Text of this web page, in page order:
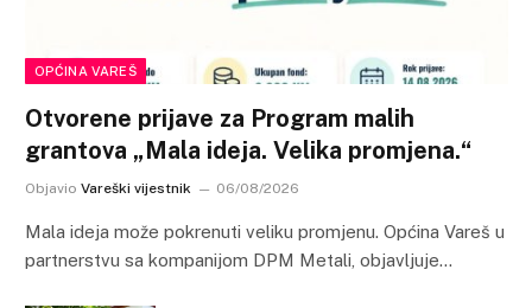
OPĆINA VAREŠ
Otvorene prijave za Program malih
grantova „Mala ideja. Velika promjena.“
Objavio Vareški vijestnik 06/08/2026
Mala ideja može pokrenuti veliku promjenu. Općina Vareš u
partnerstvu sa kompanijom DPM Metali, objavljuje…